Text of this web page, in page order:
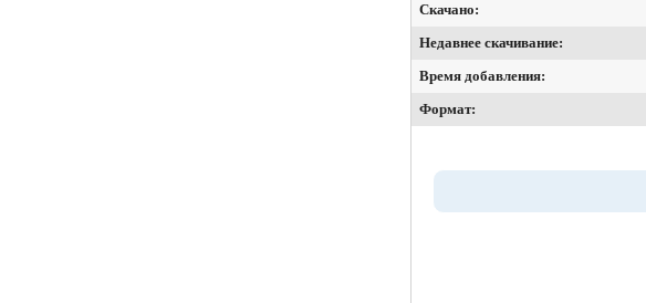
Скачано:
Недавнее скачивание:
Время добавления:
Формат: